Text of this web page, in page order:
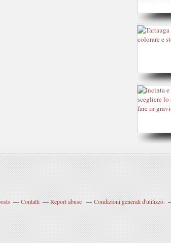
Contatti Report abuse Condizioni generali d'utilizzo.